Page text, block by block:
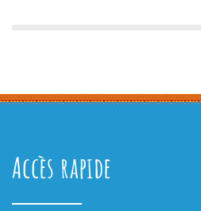
Accès rapide